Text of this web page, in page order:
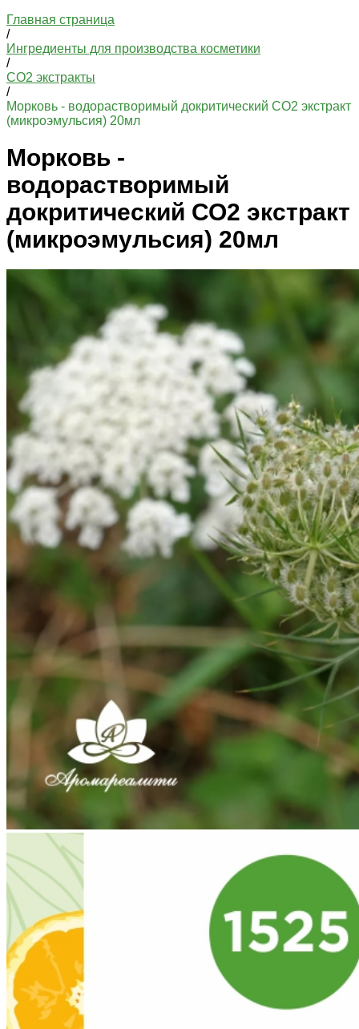
Главная страница
/
Ингредиенты для производства косметики
/
СО2 экстракты
/
Морковь - водорастворимый докритический СО2 экстракт
(микроэмульсия) 20мл
Морковь -
водорастворимый
докритический СО2 экстракт
(микроэмульсия) 20мл